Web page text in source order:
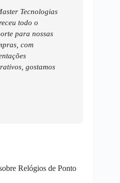
Tecnologias
todo o
para nossas
com
gostamos
Relógios de Ponto